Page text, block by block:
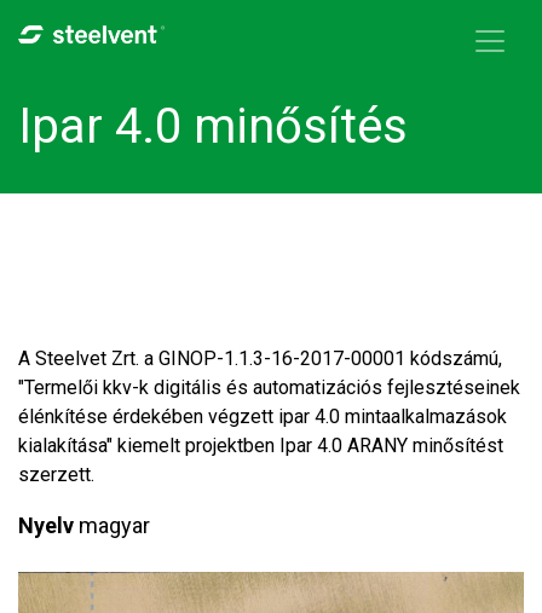
Ipar 4.0 minősítés
A Steelvet Zrt. a GINOP-1.1.3-16-2017-00001 kódszámú,
"Termelői kkv-k digitális és automatizációs fejlesztéseinek
élénkítése érdekében végzett ipar 4.0 mintaalkalmazások
kialakítása" kiemelt projektben Ipar 4.0 ARANY minősítést
szerzett.
Nyelv magyar